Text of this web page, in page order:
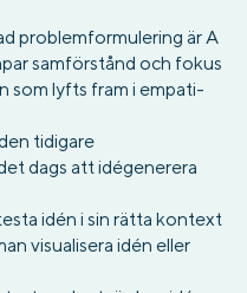
problemformulering är A
samförstånd och fokus
som lyfts fram i empati-
tidigare
dags att idégenerera
idén i sin rätta kontext
visualisera idén eller